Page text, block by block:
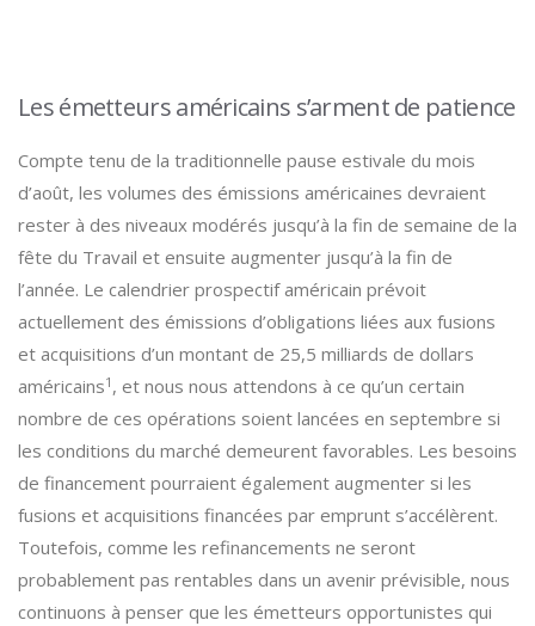
Les émetteurs américains s’arment de patience
Compte tenu de la traditionnelle pause estivale du mois
d’août, les volumes des émissions américaines devraient
rester à des niveaux modérés jusqu’à la fin de semaine de la
fête du Travail et ensuite augmenter jusqu’à la fin de
l’année. Le calendrier prospectif américain prévoit
actuellement des émissions d’obligations liées aux fusions
et acquisitions d’un montant de 25,5 milliards de dollars
américains1 , et nous nous attendons à ce qu’un certain
nombre de ces opérations soient lancées en septembre si
les conditions du marché demeurent favorables. Les besoins
de financement pourraient également augmenter si les
fusions et acquisitions financées par emprunt s’accélèrent.
Toutefois, comme les refinancements ne seront
probablement pas rentables dans un avenir prévisible, nous
continuons à penser que les émetteurs opportunistes qui